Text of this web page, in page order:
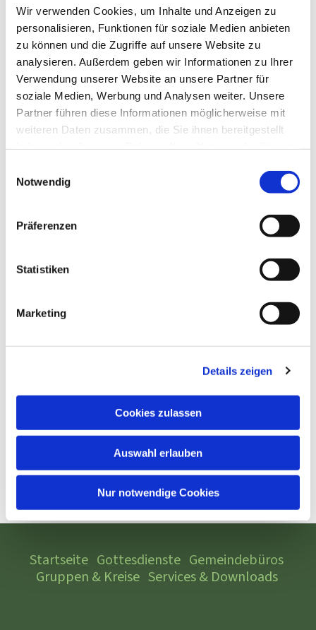
Wir verwenden Cookies, um Inhalte und Anzeigen zu
personalisieren, Funktionen für soziale Medien anbieten
zu können und die Zugriffe auf unsere Website zu
analysieren. Außerdem geben wir Informationen zu Ihrer
Verwendung unserer Website an unsere Partner für
soziale Medien, Werbung und Analysen weiter. Unsere
Partner führen diese Informationen möglicherweise mit
weiteren Daten zusammen, die Sie ihnen bereitgestellt
Notwendig
Präferenzen
Statistiken
Marketing
Details zeigen
Cookies zulassen
Auswahl erlauben
Nur notwendige Cookies
Dienstag, 28. Dezember 2027,
20:00 - 21:30 Uhr
Oeynhausen
Startseite Gottesdienste Gemeindebüros
Gruppen & Kreise Services & Downloads